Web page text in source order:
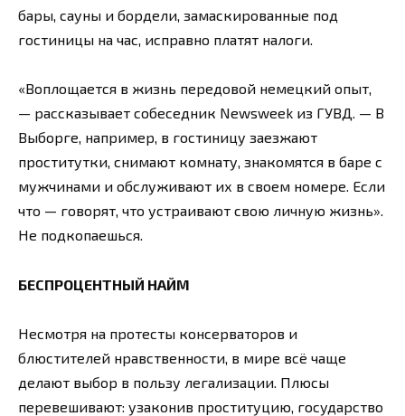
бары, сауны и бордели, замаскированные под
гостиницы на час, исправно платят налоги.
«Воплощается в жизнь передовой немецкий опыт,
— рассказывает собеседник Newsweek из ГУВД. — В
Выборге, например, в гостиницу заезжают
проститутки, снимают комнату, знакомятся в баре с
мужчинами и обслуживают их в своем номере. Если
что — говорят, что устраивают свою личную жизнь».
Не подкопаешься.
БЕСПРОЦЕНТНЫЙ НАЙМ
Несмотря на протесты консерваторов и
блюстителей нравственности, в мире всё чаще
делают выбор в пользу легализации. Плюсы
перевешивают: узаконив проституцию, государство